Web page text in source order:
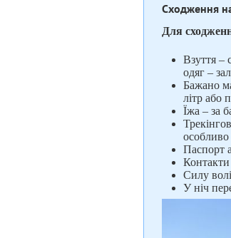
Сходження
Для
Взуття –
одяг –
Бажано
літр або
Їжа – за
особливо
Паспорт
Силу
У ніч